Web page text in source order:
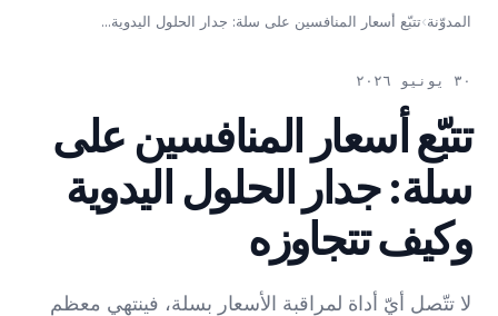
المدوّنة›تتبّع أسعار المنافسين على سلة: جدار الحلول اليدوية...
٣٠ يونيو ٢٠٢٦
تتبّع أسعار المنافسين على
سلة: جدار الحلول اليدوية
وكيف تتجاوزه
لا تتّصل أيّ أداة لمراقبة الأسعار بسلة، فينتهي معظم